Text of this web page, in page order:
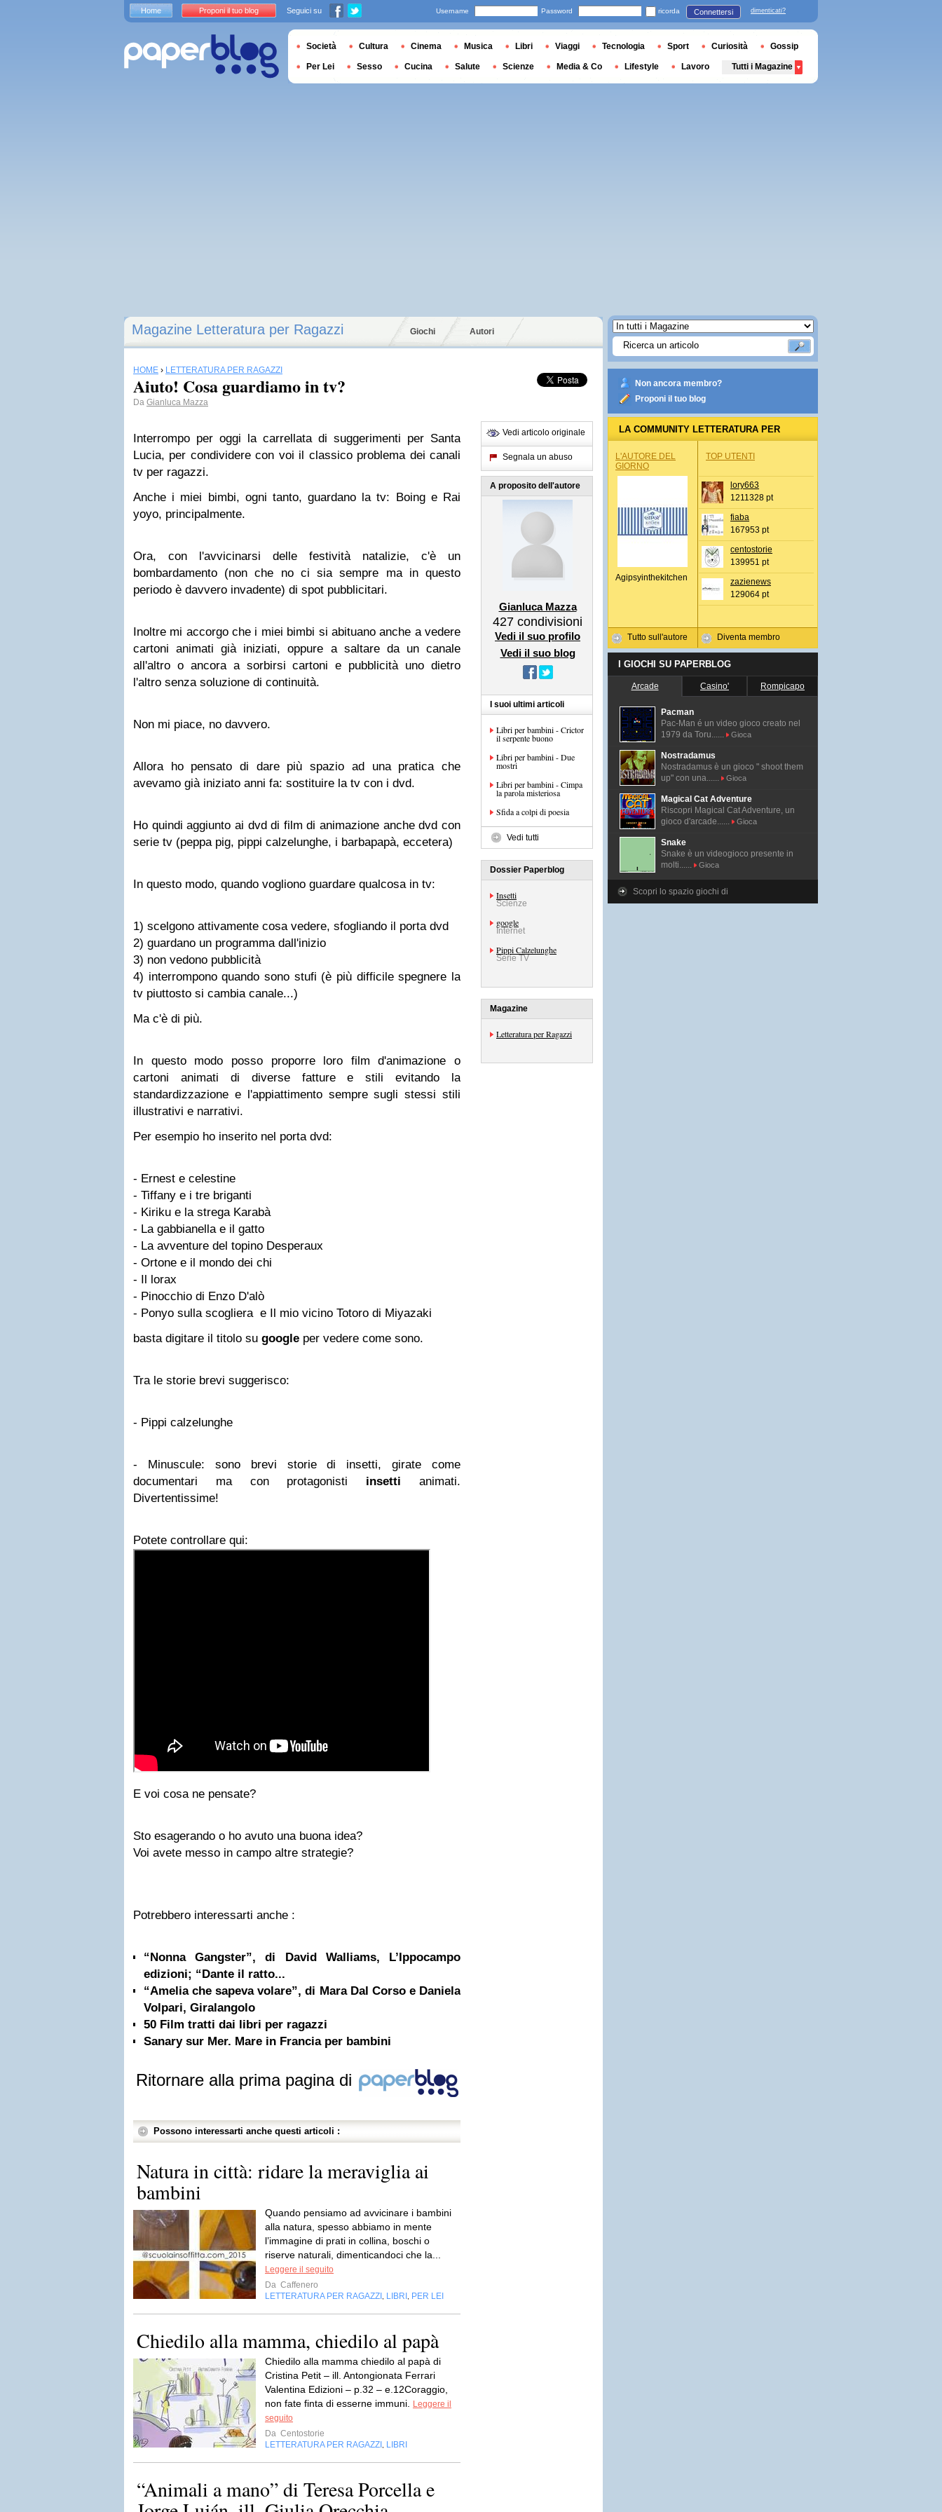
Magazine Letteratura per Ragazzi Giochi Autori
HOME › LETTERATURA PER RAGAZZI
Aiuto! Cosa guardiamo in tv?
Da Gianluca Mazza
Interrompo per oggi la carrellata di suggerimenti per Santa
Lucia, per condividere con voi il classico problema dei canali
tv per ragazzi.
Anche i miei bimbi, ogni tanto, guardano la tv: Boing e Rai
yoyo, principalmente.
Ora, con l'avvicinarsi delle festività natalizie, c'è un
bombardamento (non che no ci sia sempre ma in questo
periodo è davvero invadente) di spot pubblicitari.
Inoltre mi accorgo che i miei bimbi si abituano anche a vedere
cartoni animati già iniziati, oppure a saltare da un canale
all'altro o ancora a sorbirsi cartoni e pubblicità uno dietro
l'altro senza soluzione di continuità.
Non mi piace, no davvero.
Allora ho pensato di dare più spazio ad una pratica che
avevamo già iniziato anni fa: sostituire la tv con i dvd.
Ho quindi aggiunto ai dvd di film di animazione anche dvd con
serie tv (peppa pig, pippi calzelunghe, i barbapapà, eccetera)
In questo modo, quando vogliono guardare qualcosa in tv:
1) scelgono attivamente cosa vedere, sfogliando il porta dvd
2) guardano un programma dall'inizio
3) non vedono pubblicità
4) interrompono quando sono stufi (è più difficile spegnere la
tv piuttosto si cambia canale...)
Ma c'è di più.
In questo modo posso proporre loro film d'animazione o
cartoni animati di diverse fatture e stili evitando la
standardizzazione e l'appiattimento sempre sugli stessi stili
illustrativi e narrativi.
Per esempio ho inserito nel porta dvd:
- Ernest e celestine
- Tiffany e i tre briganti
- Kiriku e la strega Karabà
- La gabbianella e il gatto
- La avventure del topino Desperaux
- Ortone e il mondo dei chi
- Il lorax
- Pinocchio di Enzo D'alò
- Ponyo sulla scogliera e Il mio vicino Totoro di Miyazaki
basta digitare il titolo su google per vedere come sono.
Tra le storie brevi suggerisco:
- Pippi calzelunghe
- Minuscule: sono brevi storie di insetti, girate come
documentari ma con protagonisti insetti animati.
Divertentissime!
Potete controllare qui:
E voi cosa ne pensate?
Sto esagerando o ho avuto una buona idea?
Voi avete messo in campo altre strategie?
Potrebbero interessarti anche :
“Nonna Gangster”, di David Walliams, L’Ippocampo
edizioni; “Dante il ratto...
“Amelia che sapeva volare”, di Mara Dal Corso e Daniela
Volpari, Giralangolo
50 Film tratti dai libri per ragazzi
Sanary sur Mer. Mare in Francia per bambini
Ritornare alla prima pagina di
Possono interessarti anche questi articoli :
Natura in città: ridare la meraviglia ai
bambini
Quando pensiamo ad avvicinare i bambini
alla natura, spesso abbiamo in mente
l’immagine di prati in collina, boschi o
riserve naturali, dimenticandoci che la...
Leggere il seguito
Da Caffenero
LETTERATURA PER RAGAZZI
LIBRI PER LEI
Chiedilo alla mamma, chiedilo al papà
Chiedilo alla mamma chiedilo al papà di
Cristina Petit – ill. Antongionata Ferrari
Valentina Edizioni – p.32 – e.12Coraggio,
non fate finta di esserne immuni.
Leggere il
seguito
Da Centostorie
LETTERATURA PER RAGAZZI
LIBRI
“Animali a mano” di Teresa Porcella e
Vedi articolo originale
Segnala un abuso
A proposito dell'autore
Gianluca Mazza
427 condivisioni
Vedi il suo profilo
Vedi il suo blog
I suoi ultimi articoli
Libri per bambini - Crictor
il serpente buono
Libri per bambini - Due
mostri
Libri per bambini - Cimpa
la parola misteriosa
Sfida a colpi di poesia
Vedi tutti
Dossier Paperblog
Insetti
Scienze
google
Internet
Pippi Calzelunghe
Serie TV
Magazine
Letteratura per Ragazzi
Non ancora membro?
Proponi il tuo blog
LA COMMUNITY LETTERATURA PER
RAGAZZI
L'AUTORE DEL
GIORNO
Agipsyinthekitchen
Tutto sull'autore
TOP UTENTI
lory663
1211328 pt
fiaba
167953 pt
centostorie
139951 pt
zazienews
129064 pt
Diventa membro
I GIOCHI SU PAPERBLOG
Arcade Casino' Rompicapo
Pacman
Pac-Man é un video gioco creato nel
1979 da Toru......
Gioca
Nostradamus
Nostradamus è un gioco " shoot them
up" con una......
Gioca
Magical Cat Adventure
Riscopri Magical Cat Adventure, un
gioco d'arcade......
Gioca
Snake
Snake è un videogioco presente in
molti......
Gioca
Scopri lo spazio giochi di
Home Proponi il tuo blog Seguici su Username Password ricorda Connettersi dimenticati?
Società Cultura Cinema Musica Libri Viaggi Tecnologia Sport Curiosità Gossip
Per Lei Sesso Cucina Salute Scienze Media & Co Lifestyle Lavoro Tutti i Magazine